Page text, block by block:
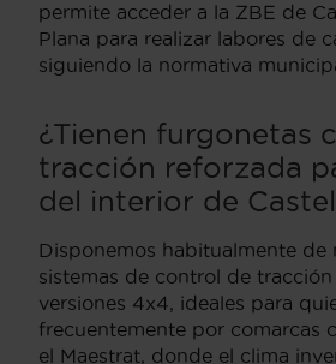
permite acceder a la ZBE de
Plana para realizar labores de
siguiendo la normativa
¿Tienen furgonetas
tracción reforzada
del interior de
Disponemos habitualmente de
sistemas de control de
versiones 4x4, ideales para
frecuentemente por comarcas
el Maestrat, donde el clima